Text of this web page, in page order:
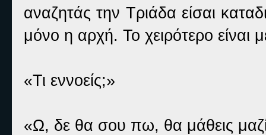
αναζητάς την Τριάδα είσαι
μόνο η αρχή. Το χειρότερο είναι
«Τι εννοείς;»
«Ω, δε θα σου πω, θα μάθεις